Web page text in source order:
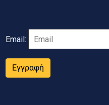
Email:
Εγγραφή